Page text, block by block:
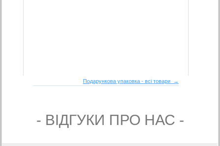
Подарункова упаковка - всі товари →
- ВIДГУКИ ПРО НАС -